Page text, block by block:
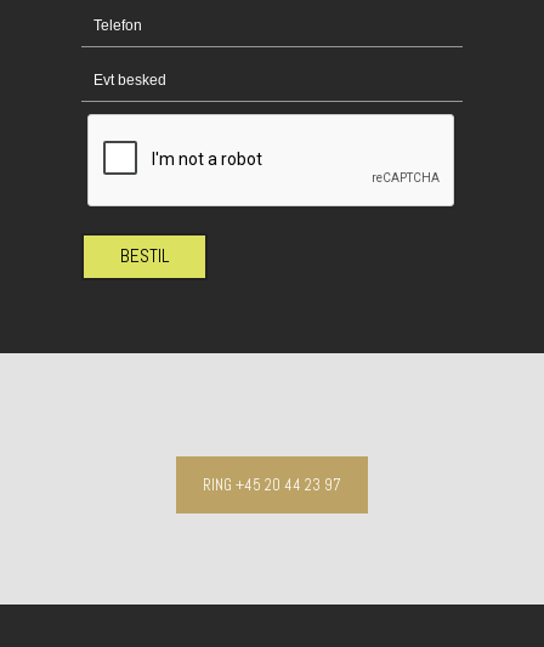
BESTIL
RING +45 20 44 23 97